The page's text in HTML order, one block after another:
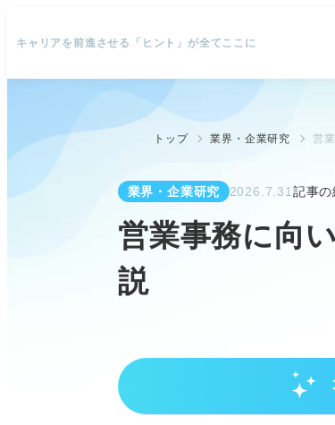
キャリアを前進させる「ヒント」が全てここに
トップ 業界・企業研究 営
業界・企業研究 2026.7.31 記事
営業事務に向
説
営業事務の概要と一般